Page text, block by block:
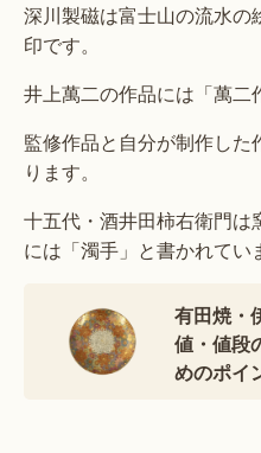
深川製磁は富士山の流水の
印です。
井上萬二の作品には「萬二
監修作品と自分が制作し
ります。
十五代・酒井田柿右衛門
には「濁手」と書かれてい
有田焼・
値・値段
めのポイ